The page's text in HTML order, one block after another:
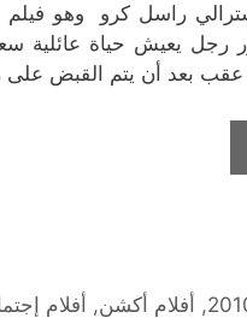
راسل كرو وهو
رجل يعيش حياة عائلية
بعد أن يتم القبض على
, أفلام أكشن, أفلام